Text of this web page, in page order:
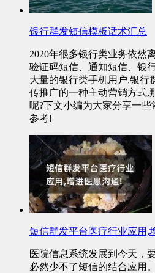
银行群发短信模板话术汇总
2020年很多银行类业务依然
验证码短信、通知短信、银
大量的银行类手机用户,银行
传推广的一种主动营销方式,
呢?下文小编为大家分享一
参考!
短信群发平台医疗行业应用,
医院信息系统发展到今天，
必然少不了短信的结合应用